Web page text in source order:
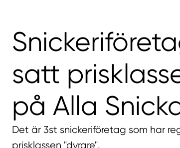
satt
på Alla
Det är 3st snickeriföretag som har
prisklassen "dyrare".